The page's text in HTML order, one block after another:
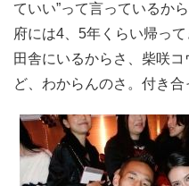
ていい”って言っているか
府には4、5年くらい帰っ
田舎にいるからさ、柴咲
ど、わからんのさ。付き合